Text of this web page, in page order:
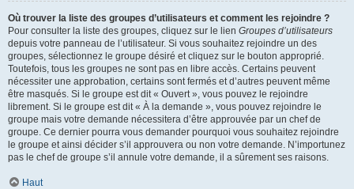
Où trouver la liste des groupes d’utilisateurs et comment les rejoindre ?
Pour consulter la liste des groupes, cliquez sur le lien Groupes d’utilisateurs
depuis votre panneau de l’utilisateur. Si vous souhaitez rejoindre un des
groupes, sélectionnez le groupe désiré et cliquez sur le bouton approprié.
Toutefois, tous les groupes ne sont pas en libre accès. Certains peuvent
nécessiter une approbation, certains sont fermés et d’autres peuvent même
être masqués. Si le groupe est dit « Ouvert », vous pouvez le rejoindre
librement. Si le groupe est dit « À la demande », vous pouvez rejoindre le
groupe mais votre demande nécessitera d’être approuvée par un chef de
groupe. Ce dernier pourra vous demander pourquoi vous souhaitez rejoindre
le groupe et ainsi décider s’il approuvera ou non votre demande. N’importunez
pas le chef de groupe s’il annule votre demande, il a sûrement ses raisons.
Haut